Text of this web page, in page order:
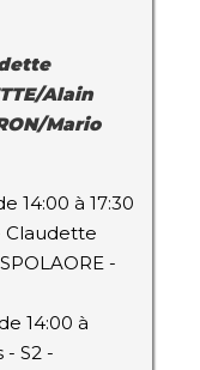
Alain
Mario
14:00 à 17:30
Claudette
-
14:00 à
- S2 -